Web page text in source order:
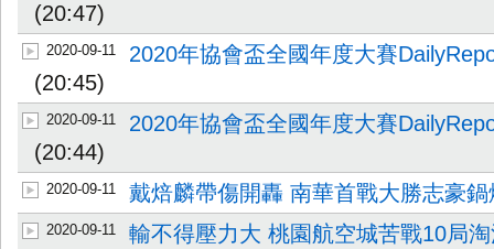
(20:47)
2020-09-11
2020年協會盃全國年度大賽
(20:45)
2020-09-11
2020年協會盃全國年度大賽
(20:44)
2020-09-11 戴焙麟帶傷開轟 南華首戰大勝志豪鍋
2020-09-11 輸不得壓力大 桃園航空城苦戰10局